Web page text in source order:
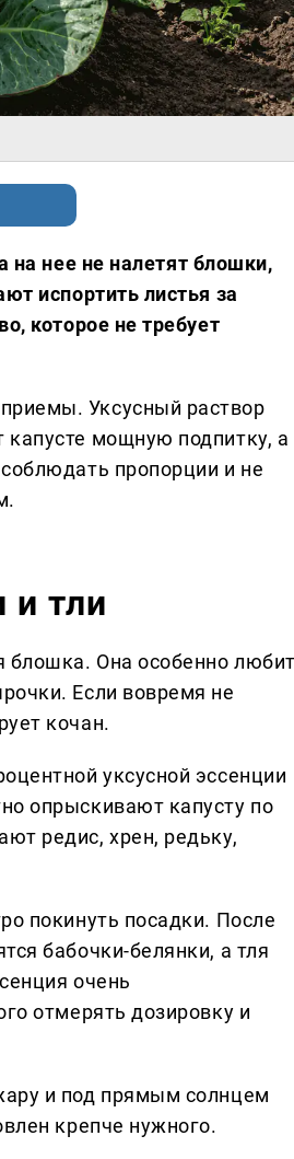
на нее не налетят блошки,
испортить листья за
которое не требует
Уксусный раствор
капусте мощную подпитку, а
пропорции и не
и тли
блошка. Она особенно
Если вовремя не
кочан.
уксусной эссенции
опрыскивают капусту по
редис, хрен, редьку,
покинуть посадки. После
бабочки-белянки, а тля
очень
отмерять дозировку и
и под прямым солнцем
крепче нужного.